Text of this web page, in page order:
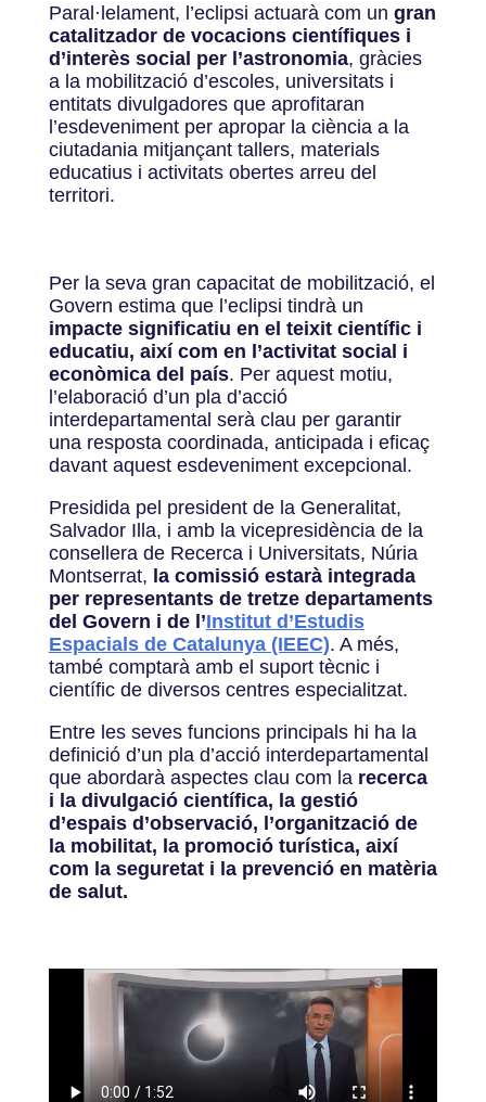
Paral·lelament, l’eclipsi actuarà com un gran
catalitzador de vocacions científiques i
d’interès social per l’astronomia, gràcies
a la mobilització d’escoles, universitats i
entitats divulgadores que aprofitaran
l’esdeveniment per apropar la ciència a la
ciutadania mitjançant tallers, materials
educatius i activitats obertes arreu del
territori.
Per la seva gran capacitat de mobilització, el
Govern estima que l’eclipsi tindrà un
impacte significatiu en el teixit científic i
educatiu, així com en l’activitat social i
econòmica del país. Per aquest motiu,
l’elaboració d’un pla d’acció
interdepartamental serà clau per garantir
una resposta coordinada, anticipada i eficaç
davant aquest esdeveniment excepcional.
Presidida pel president de la Generalitat,
Salvador Illa, i amb la vicepresidència de la
consellera de Recerca i Universitats, Núria
Montserrat, la comissió estarà integrada
per representants de tretze departaments
del Govern i de l’Institut d’Estudis
Espacials de Catalunya (IEEC). A més,
també comptarà amb el suport tècnic i
científic de diversos centres especialitzat.
Entre les seves funcions principals hi ha la
definició d’un pla d’acció interdepartamental
que abordarà aspectes clau com la recerca
i la divulgació científica, la gestió
d’espais d’observació, l’organització de
la mobilitat, la promoció turística, així
com la seguretat i la prevenció en matèria
de salut.